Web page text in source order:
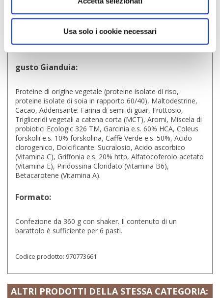
Usa solo i cookie necessari
Vitamina A
800 mcg
Cosa contiene il Pasto Integrato Perfetto
gusto Gianduia:
Proteine di origine vegetale (proteine isolate di riso,
proteine isolate di soia in rapporto 60/40), Maltodestrine,
Cacao, Addensante: Farina di semi di guar, Fruttosio,
Trigliceridi vegetali a catena corta (MCT), Aromi, Miscela di
probiotici Ecologic 326 TM, Garcinia e.s. 60% HCA, Coleus
forskolii e.s. 10% forskolina, Caffè Verde e.s. 50%, Acido
clorogenico, Dolcificante: Sucralosio, Acido ascorbico
(Vitamina C), Griffonia e.s. 20% http, Alfatocoferolo acetato
(Vitamina E), Piridossina Cloridato (Vitamina B6),
Betacarotene (Vitamina A).
Formato:
Confezione da 360 g con shaker. Il contenuto di un
barattolo è sufficiente per 6 pasti.
Codice prodotto: 970773661
ALTRI PRODOTTI DELLA STESSA CATEGORIA: